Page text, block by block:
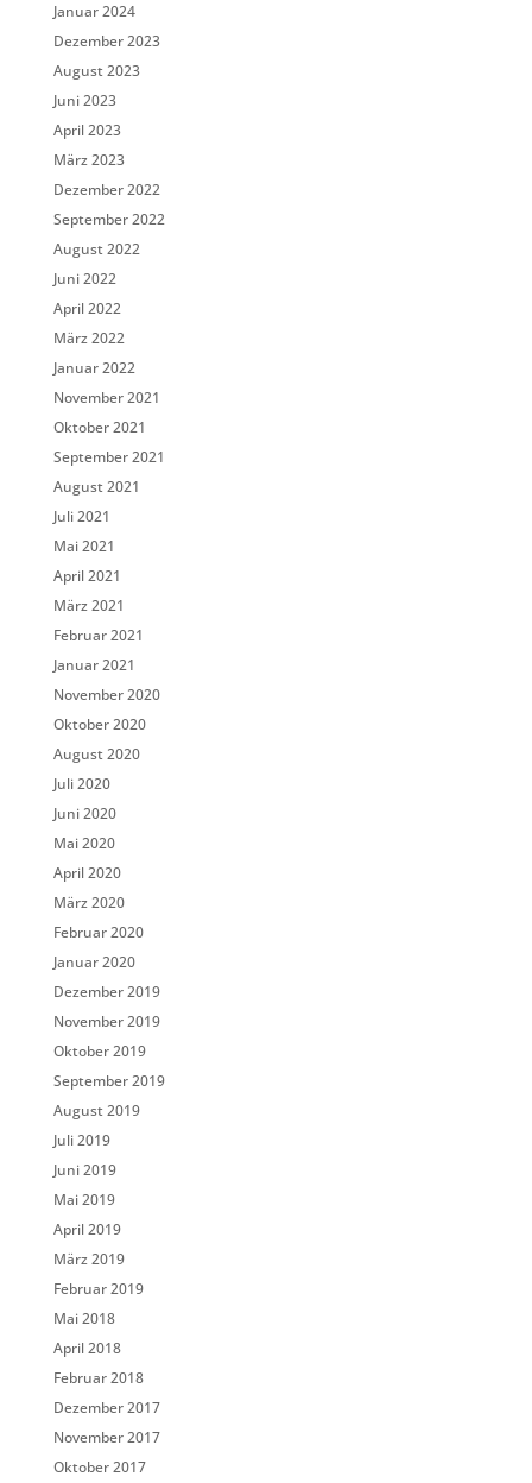
Januar 2024
Dezember 2023
August 2023
Juni 2023
April 2023
März 2023
Dezember 2022
September 2022
August 2022
Juni 2022
April 2022
März 2022
Januar 2022
November 2021
Oktober 2021
September 2021
August 2021
Juli 2021
Mai 2021
April 2021
März 2021
Februar 2021
Januar 2021
November 2020
Oktober 2020
August 2020
Juli 2020
Juni 2020
Mai 2020
April 2020
März 2020
Februar 2020
Januar 2020
Dezember 2019
November 2019
Oktober 2019
September 2019
August 2019
Juli 2019
Juni 2019
Mai 2019
April 2019
März 2019
Februar 2019
Mai 2018
April 2018
Februar 2018
Dezember 2017
November 2017
Oktober 2017